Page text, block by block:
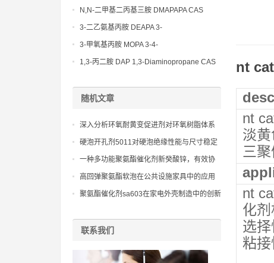
nt cat
nt
淡
三聚
nt
化
选
粘接
Bis(3-aminopropyl)-ethylenediamine CAS
No10563-26-5
N,N-二甲基二丙基三胺 DMAPAPA CAS
No10563-29-8
3-二乙氨基丙胺 DEAPA 3-
(Diethylamino)propylamine CAS No 104-
3-甲氧基丙胺 MOPA 3-4-
Methoxypropylamine CAS No 5332-73-0
1,3-丙二胺 DAP 1,3-Diaminopropane CAS
随机文章
深入分析环氧耐黄变促进剂对环氧树脂体系
固化速度和物理性能的影响
硬泡开孔剂5011对硬泡绝缘性能与尺寸稳定
性具有显著影响，是高性能硬泡体系的重要
组分。
一种多功能聚氨酯催化剂新癸酸锌，有效协
同其他催化剂，提升效率
高回弹聚氨酯软泡在公共设施家具中的应用
聚氨酯催化剂sa603在家电外壳制造中的创新
联系我们